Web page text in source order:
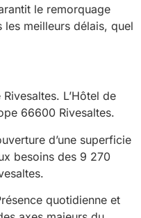
le remorquage
meilleurs délais, quel
L’Hôtel de
66600 Rivesaltes.
d’une superficie
besoins des 9 270
quotidienne et